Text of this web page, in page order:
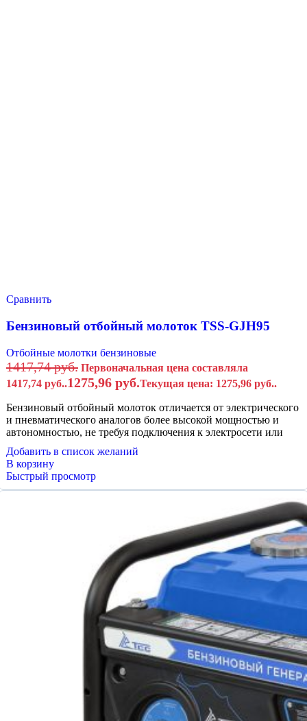
Сравнить
Бензиновый отбойный молоток TSS-GJH95
Отбойные молотки бензиновые
1417,74руб. Первоначальная цена составляла
1417,74 руб..1275,96 руб.Текущая цена: 1275,96 руб..
Бензиновый отбойный молоток отличается от электрического
и пневматического аналогов более высокой мощностью и
автономностью, не требуя подключения к электросети или
Добавить в список желаний
В корзину
Быстрый просмотр